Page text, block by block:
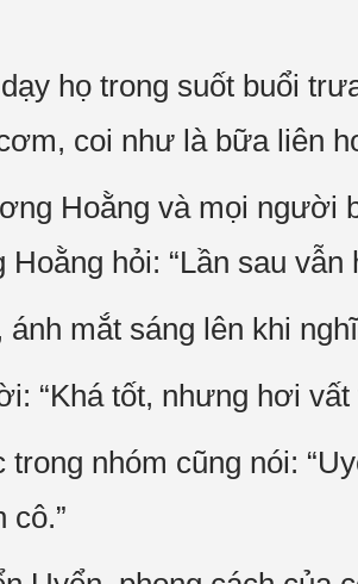
họ trong suốt buổi
coi như là bữa liên
Hoằng và mọi người
hỏi: “Lần sau vẫn
mắt sáng lên khi
“Khá tốt, nhưng hơi
nhóm cũng nói:
cô.”